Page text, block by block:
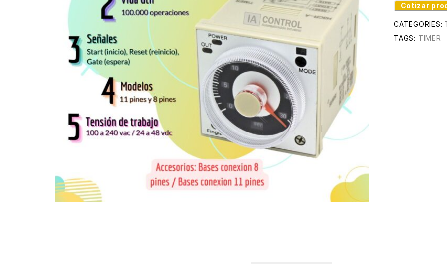
Cotizar
CATEGORIES:
TAGS: TIMER